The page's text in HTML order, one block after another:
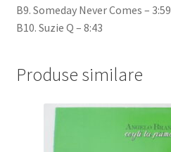
B9. Someday Never Comes – 3:59
B10. Suzie Q – 8:43
Produse similare